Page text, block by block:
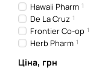
Hawaii Pharm 1
De La Cruz 1
Frontier Co-op 1
Herb Pharm 1
Ціна, грн